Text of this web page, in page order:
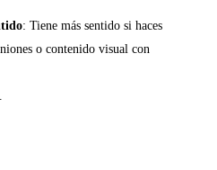
: Tiene más sentido si haces
o contenido visual con